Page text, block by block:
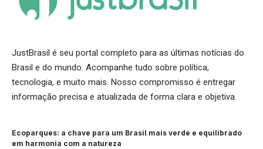
JustBrasil é seu portal completo para as últimas notícias do
Brasil e do mundo. Acompanhe tudo sobre política,
tecnologia, e muito mais. Nosso compromisso é entregar
informação precisa e atualizada de forma clara e objetiva.
Ecoparques: a chave para um Brasil mais verde e equilibrado
em harmonia com a natureza